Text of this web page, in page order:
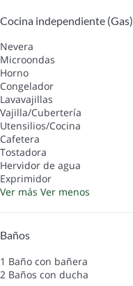
Cocina independiente (Gas)
Nevera
Microondas
Horno
Congelador
Lavavajillas
Vajilla/Cubertería
Utensilios/Cocina
Cafetera
Tostadora
Hervidor de agua
Exprimidor
Ver más Ver menos
Baños
1 Baño con bañera
2 Baños con ducha